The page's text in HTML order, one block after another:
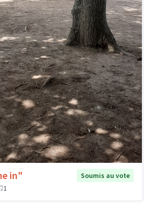
in"
Soumis au vote
1